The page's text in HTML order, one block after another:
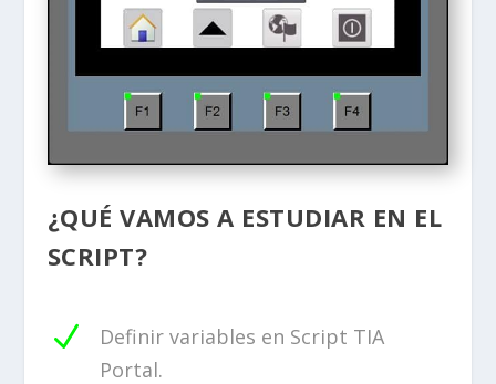
¿QUÉ VAMOS A ESTUDIAR EN EL
SCRIPT?
N
Definir variables en Script TIA
Portal.